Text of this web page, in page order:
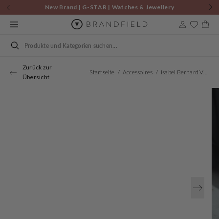
Zum
Inhalt
springen
New Brand | G-STAR | Watches & Jewellery
Suchen
Zurück zur
Übersicht
Startseite Accessoires Isabel Bernard Vendôme Blandine Cognacfarbene Spazzolato-Leder Loafer IB51015-636-35